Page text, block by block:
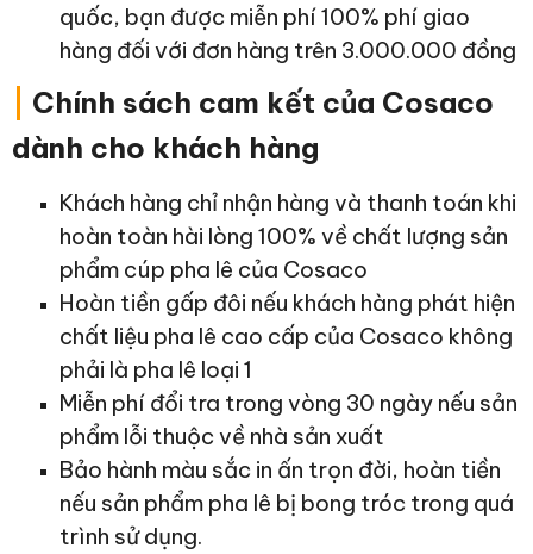
quốc, bạn được miễn phí 100% phí giao
hàng đối với đơn hàng trên 3.000.000 đồng
Chính sách cam kết của Cosaco
dành cho khách hàng
Khách hàng chỉ nhận hàng và thanh toán khi
hoàn toàn hài lòng 100% về chất lượng sản
phẩm cúp pha lê của Cosaco
Hoàn tiền gấp đôi nếu khách hàng phát hiện
chất liệu pha lê cao cấp của Cosaco không
phải là pha lê loại 1
Miễn phí đổi tra trong vòng 30 ngày nếu sản
phẩm lỗi thuộc về nhà sản xuất
Bảo hành màu sắc in ấn trọn đời, hoàn tiền
nếu sản phẩm pha lê bị bong tróc trong quá
trình sử dụng.